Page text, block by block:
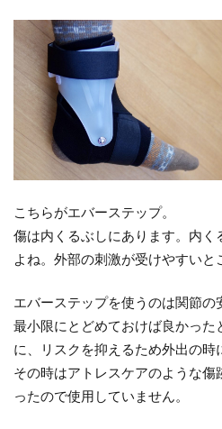
こちらがエバーステップ。
傷は内くるぶしにあります。内く
よね。外部の刺激が受けやすいと
エバーステップを使うのは関節
最小限にとどめておけば良かった
に、リスクを抑えるため外出の時
その時はアトレスケアのような
ったので使用していません。